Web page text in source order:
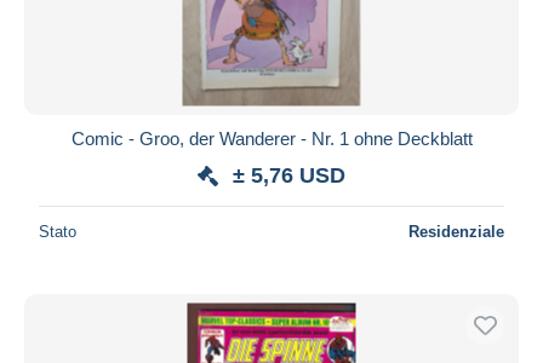
Comic - Groo, der Wanderer - Nr. 1 ohne Deckblatt
± 5,76 USD
Stato Residenziale